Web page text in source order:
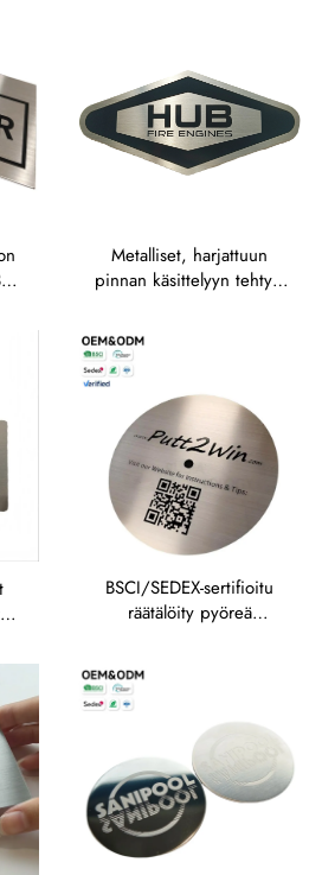
Metalliset, harjattuun
pinnan käsittelyyn tehtyjä
ruostumattomasta
teräksestä valmistettuja
kilviä, syövytettyjä
nimikilviä, merkkiä,
lasergraavattuja
anodisoituja alumiinikilviä,
tarrakilviä
BSCI/SEDEX-sertifioitu
räätälöity pyöreä
OEM/ODM-täyspalvelu
räätälöityyn tuotantoon